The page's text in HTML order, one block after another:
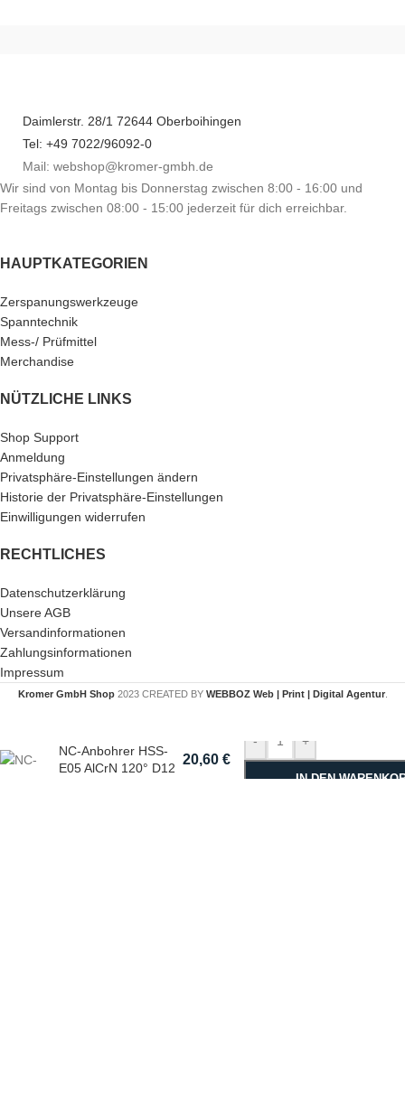
Daimlerstr. 28/1 72644 Oberboihingen
Tel: +49 7022/96092-0
Mail: webshop@kromer-gmbh.de
Wir sind von Montag bis Donnerstag zwischen 8:00 - 16:00 und
Freitags zwischen 08:00 - 15:00 jederzeit für dich erreichbar.
HAUPTKATEGORIEN
Zerspanungswerkzeuge
Spanntechnik
Mess-/ Prüfmittel
Merchandise
NÜTZLICHE LINKS
Shop Support
Anmeldung
Privatsphäre-Einstellungen ändern
Historie der Privatsphäre-Einstellungen
Einwilligungen widerrufen
RECHTLICHES
Datenschutzerklärung
Unsere AGB
Versandinformationen
Zahlungsinformationen
Impressum
Kromer GmbH Shop 2023 CREATED BY WEBBOZ Web | Print | Digital Agentur.
NC-Anbohrer HSS-
E05 AlCrN 120° D12
20,60 €
- +
IN DEN